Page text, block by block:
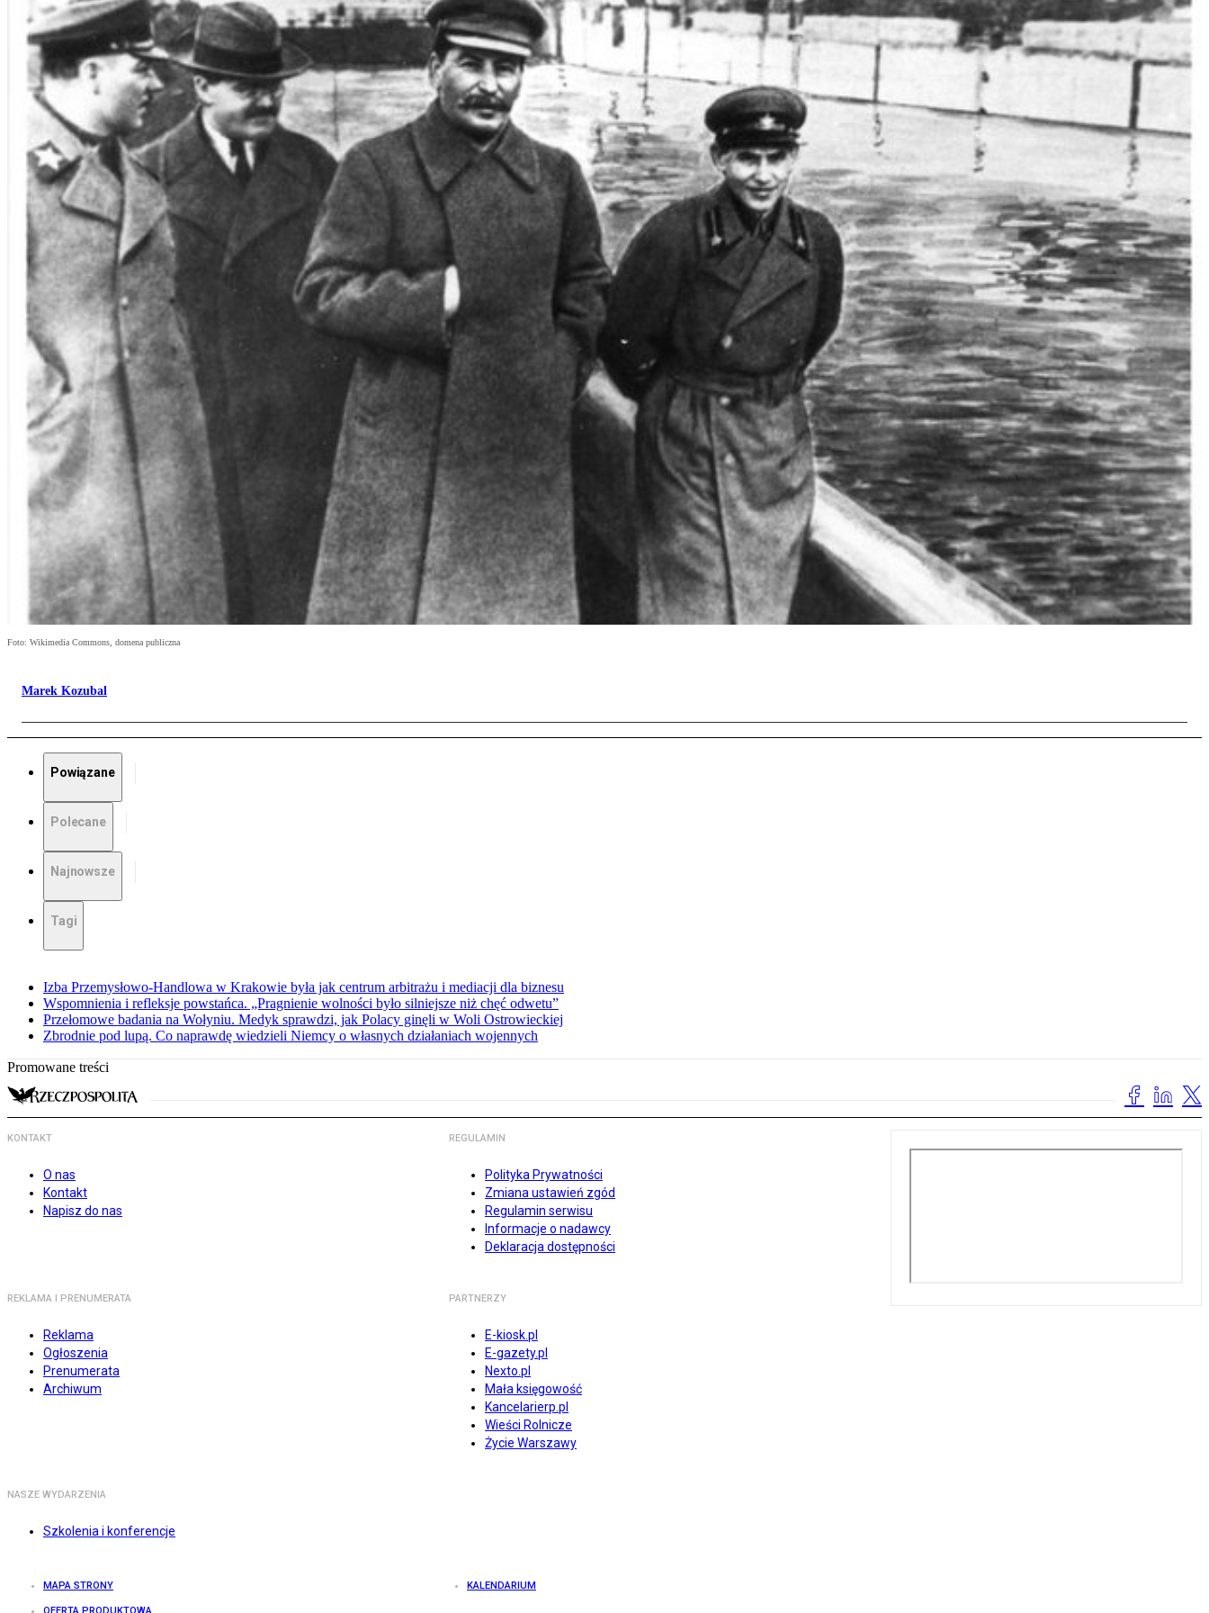
Foto: Wikimedia Commons, domena publiczna
Marek Kozubal
Powiązane
Polecane
Najnowsze
Tagi
Izba Przemysłowo-Handlowa w Krakowie była jak centrum arbitrażu i mediacji dla biznesu
Wspomnienia i refleksje powstańca. „Pragnienie wolności było silniejsze niż chęć odwetu”
Przełomowe badania na Wołyniu. Medyk sprawdzi, jak Polacy ginęli w Woli Ostrowieckiej
Zbrodnie pod lupą. Co naprawdę wiedzieli Niemcy o własnych działaniach wojennych
Promowane treści
KONTAKT
O nas
Kontakt
Napisz do nas
REGULAMIN
Polityka Prywatności
Zmiana ustawień zgód
Regulamin serwisu
Informacje o nadawcy
Deklaracja dostępności
REKLAMA I PRENUMERATA
Reklama
Ogłoszenia
Prenumerata
Archiwum
PARTNERZY
E-kiosk.pl
E-gazety.pl
Nexto.pl
Mała księgowość
Kancelarierp.pl
Wieści Rolnicze
Życie Warszawy
NASZE WYDARZENIA
Szkolenia i konferencje
MAPA STRONY KALENDARIUM